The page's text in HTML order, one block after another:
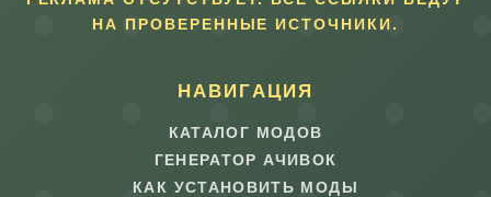
НА ПРОВЕРЕННЫЕ ИСТОЧНИКИ.
НАВИГАЦИЯ
КАТАЛОГ МОДОВ
ГЕНЕРАТОР АЧИВОК
КАК УСТАНОВИТЬ МОДЫ